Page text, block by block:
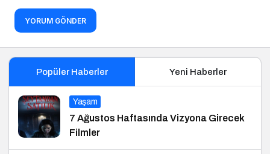
YORUM GÖNDER
Popüler Haberler Yeni Haberler
Yaşam
7 Ağustos Haftasında Vizyona Girecek
Filmler